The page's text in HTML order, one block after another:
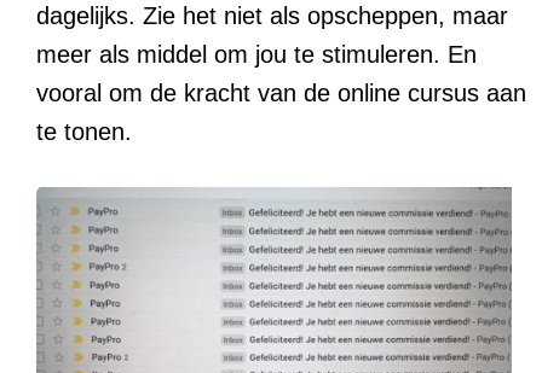
dagelijks. Zie het niet als opscheppen, maar
meer als middel om jou te stimuleren. En
vooral om de kracht van de online cursus aan
te tonen.